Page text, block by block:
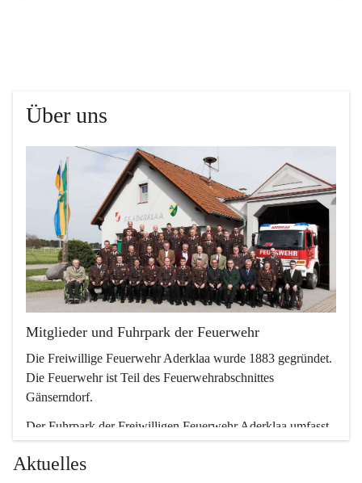
Über uns
Mitglieder und Fuhrpark der Feuerwehr
Die Freiwillige Feuerwehr Aderklaa wurde 1883 gegründet.
Die Feuerwehr ist Teil des Feuerwehrabschnittes
Gänserndorf.
Der Fuhrpark der Freiwilligen Feuerwehr Aderklaa umfasst
ein RLFA-2000 der Marke Mercedes Artego und ein MTFA
der Marke Mercedes Sprinter. Weiters haben wir noch einen
Aktuelles